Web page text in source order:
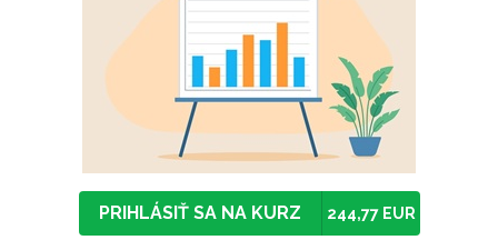
PRIHLÁSIŤ SA NA KURZ 244,77 EUR